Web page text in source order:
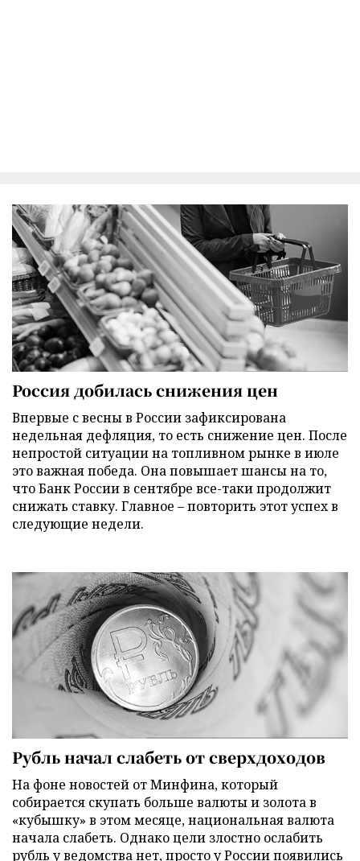
Россия добилась снижения цен
Впервые с весны в России зафиксирована
недельная дефляция, то есть снижение цен. После
непростой ситуации на топливном рынке в июле
это важная победа. Она повышает шансы на то,
что Банк России в сентябре все-таки продолжит
снижать ставку. Главное – повторить этот успех в
следующие недели.
Рубль начал слабеть от сверхдоходов
На фоне новостей от Минфина, который
собирается скупать больше валюты и золота в
«кубышку» в этом месяце, национальная валюта
начала слабеть. Однако цели злостно ослабить
рубль у ведомства нет, просто у России появились